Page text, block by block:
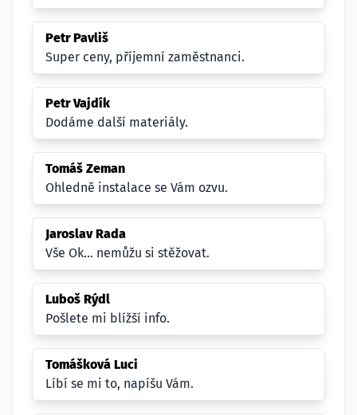
Petr Pavliš
Super ceny, příjemní zaměstnanci.
Petr Vajdík
Dodáme další materiály.
Tomáš Zeman
Ohledně instalace se Vám ozvu.
Jaroslav Rada
Vše Ok... nemůžu si stěžovat.
Luboš Rýdl
Pošlete mi blížší info.
Tomášková Luci
Líbí se mi to, napíšu Vám.